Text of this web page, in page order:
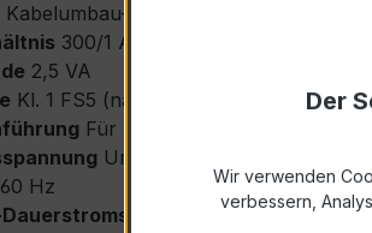
Stromwandler – XKBR 42L
300/1 A (Primärnennstrom 300
2,5 VA
Kl. 1 FS5 (nach IEC/EN 61869-2 bzw.
Für Kabel bis max. Ø 42 mm
Um ≤ 0,72 kV
Hz
Icth = 1,0 × Ipr
Der
Wir verwenden
verbessern,